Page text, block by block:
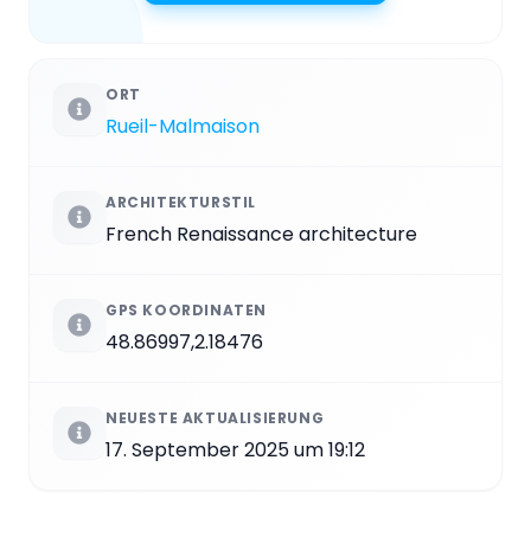
ORT
Rueil-Malmaison
ARCHITEKTURSTIL
French Renaissance architecture
GPS KOORDINATEN
48.86997,2.18476
NEUESTE AKTUALISIERUNG
17. September 2025 um 19:12